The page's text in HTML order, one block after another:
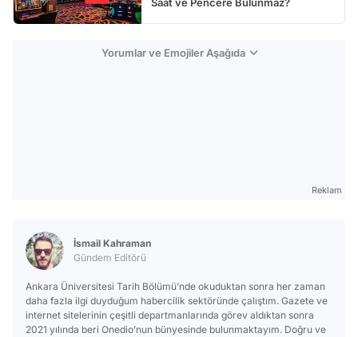
Yorumlar ve Emojiler Aşağıda
Reklam
İsmail Kahraman
Gündem Editörü
Ankara Üniversitesi Tarih Bölümü’nde okuduktan sonra her zaman
daha fazla ilgi duyduğum habercilik sektöründe çalıştım. Gazete ve
internet sitelerinin çeşitli departmanlarında görev aldıktan sonra
2021 yılında beri Onedio’nun bünyesinde bulunmaktayım. Doğru ve